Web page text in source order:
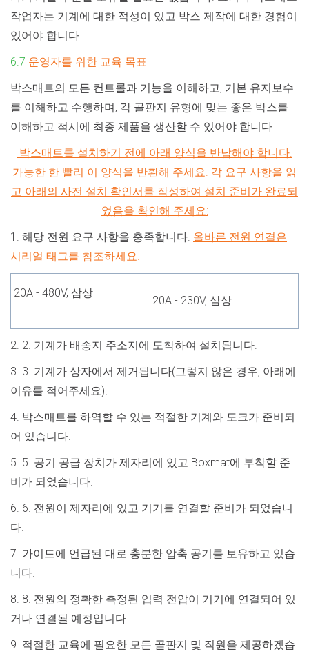
작업자는 기계에 대한 적성이 있고 박스 제작에 대한 경험이
있어야 합니다.
6.7 운영자를 위한 교육 목표
박스매트의 모든 컨트롤과 기능을 이해하고, 기본 유지보수
를 이해하고 수행하며, 각 골판지 유형에 맞는 좋은 박스를
이해하고 적시에 최종 제품을 생산할 수 있어야 합니다.
박스매트를 설치하기 전에 아래 양식을 반납해야 합니다.
가능한 한 빨리 이 양식을 반환해 주세요. 각 요구 사항을 읽
고 아래의 사전 설치 확인서를 작성하여 설치 준비가 완료되
었음을 확인해 주세요:
1. 해당 전원 요구 사항을 충족합니다. 올바른 전원 연결은
시리얼 태그를 참조하세요.
20A - 480V, 삼상
20A - 230V, 삼상
2. 2. 기계가 배송지 주소지에 도착하여 설치됩니다.
3. 3. 기계가 상자에서 제거됩니다(그렇지 않은 경우, 아래에
이유를 적어주세요).
4. 박스매트를 하역할 수 있는 적절한 기계와 도크가 준비되
어 있습니다.
5. 5. 공기 공급 장치가 제자리에 있고 Boxmat에 부착할 준
비가 되었습니다.
6. 6. 전원이 제자리에 있고 기기를 연결할 준비가 되었습니
다.
7. 가이드에 언급된 대로 충분한 압축 공기를 보유하고 있습
니다.
8. 8. 전원의 정확한 측정된 입력 전압이 기기에 연결되어 있
거나 연결될 예정입니다.
9. 적절한 교육에 필요한 모든 골판지 및 직원을 제공하겠습